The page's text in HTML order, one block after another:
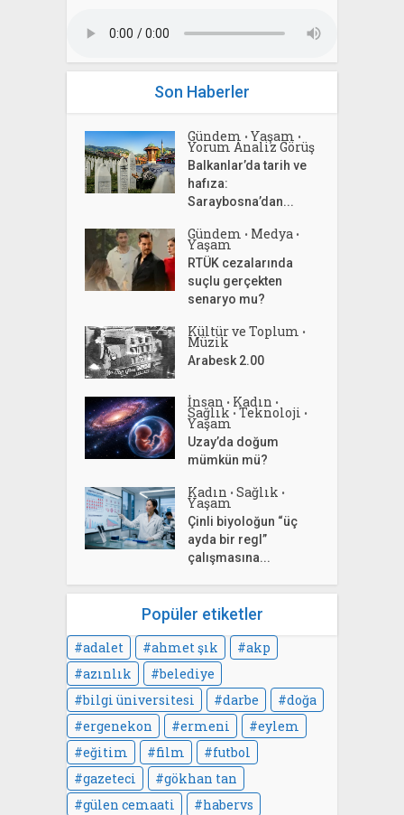
Son Haberler
Gündem • Yaşam •
Yorum Analiz Görüş
Balkanlar’da tarih ve
hafıza:
Saraybosna’dan...
Gündem • Medya •
Yaşam
RTÜK cezalarında
suçlu gerçekten
senaryo mu?
Kültür ve Toplum •
Müzik
Arabesk 2.00
İnsan • Kadın •
Sağlık • Teknoloji •
Yaşam
Uzay’da doğum
mümkün mü?
Kadın • Sağlık •
Yaşam
Çinli biyoloğun “üç
ayda bir regl”
çalışmasına...
Popüler etiketler
adalet ahmet şık
akp
azınlık
belediye
bilgi üniversitesi
darbe
doğa
ergenekon
ermeni
eylem
eğitim
film
futbol
gazeteci
gökhan tan
gülen cemaati
habervs